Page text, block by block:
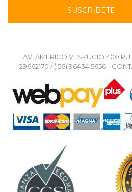
AV. AMERICO VESPUCIO 400
29662170 / ( 56) 96434 5656 -